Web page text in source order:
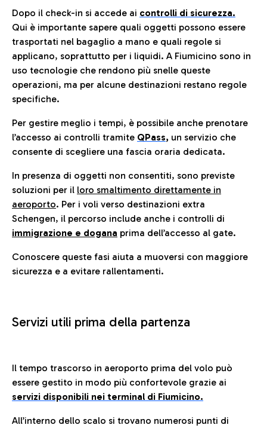
Dopo il check-in si accede ai controlli di sicurezza.
Qui è importante sapere quali oggetti possono essere
trasportati nel bagaglio a mano e quali regole si
applicano, soprattutto per i liquidi. A Fiumicino sono in
uso tecnologie che rendono più snelle queste
operazioni, ma per alcune destinazioni restano regole
specifiche.
Per gestire meglio i tempi, è possibile anche prenotare
l’accesso ai controlli tramite QPass, un servizio che
consente di scegliere una fascia oraria dedicata.
In presenza di oggetti non consentiti, sono previste
soluzioni per il loro smaltimento direttamente in
aeroporto. Per i voli verso destinazioni extra
Schengen, il percorso include anche i controlli di
immigrazione e dogana prima dell’accesso al gate.
Conoscere queste fasi aiuta a muoversi con maggiore
sicurezza e a evitare rallentamenti.
Servizi utili prima della partenza
Il tempo trascorso in aeroporto prima del volo può
essere gestito in modo più confortevole grazie ai
servizi disponibili nei terminal di Fiumicino.
All’interno dello scalo si trovano numerosi punti di